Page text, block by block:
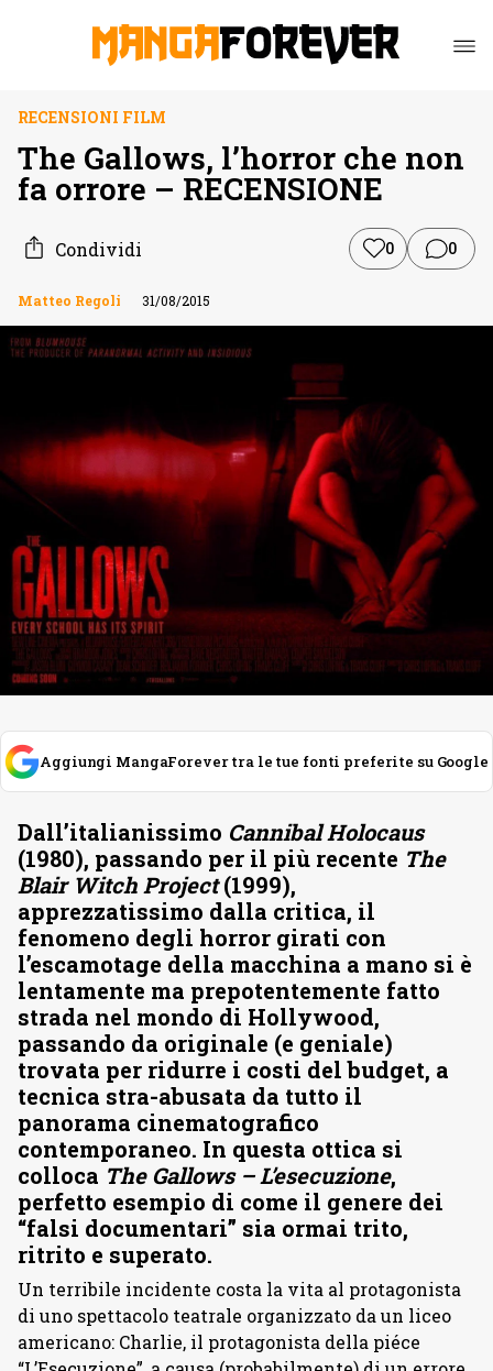
RECENSIONI FILM
The Gallows, l’horror che non
fa orrore – RECENSIONE
Condividi 0 0
Matteo Regoli 31/08/2015
Aggiungi MangaForever tra le tue fonti preferite su Google
Dall’italianissimo Cannibal Holocaus
(1980), passando per il più recente The
Blair Witch Project(1999),
apprezzatissimo dalla critica, il
fenomeno degli horror girati con
l’escamotage della macchina a mano si è
lentamente ma prepotentemente fatto
strada nel mondo di Hollywood,
passando da originale (e geniale)
trovata per ridurre i costi del budget, a
tecnica stra-abusata da tutto il
panorama cinematografico
contemporaneo. In questa ottica si
colloca The Gallows – L’esecuzione,
perfetto esempio di come il genere dei
“falsi documentari” sia ormai trito,
ritrito e superato.
Un terribile incidente costa la vita al protagonista
di uno spettacolo teatrale organizzato da un liceo
americano: Charlie, il protagonista della piéce